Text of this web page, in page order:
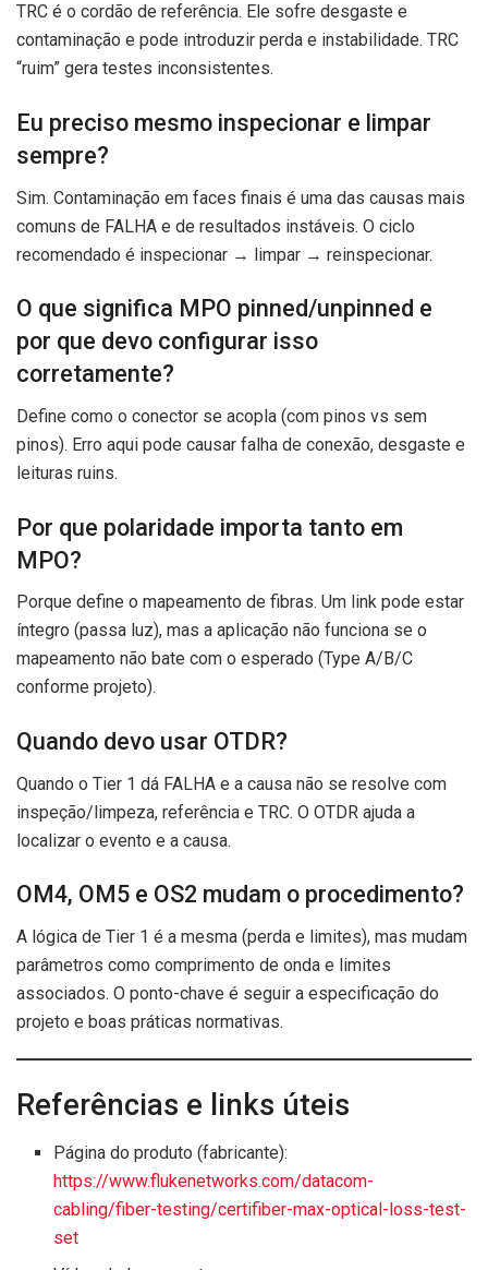
TRC é o cordão de referência. Ele sofre desgaste e
contaminação e pode introduzir perda e instabilidade. TRC
“ruim” gera testes inconsistentes.
Eu preciso mesmo inspecionar e limpar
sempre?
Sim. Contaminação em faces finais é uma das causas mais
comuns de FALHA e de resultados instáveis. O ciclo
recomendado é inspecionar → limpar → reinspecionar.
O que significa MPO pinned/unpinned e
por que devo configurar isso
corretamente?
Define como o conector se acopla (com pinos vs sem
pinos). Erro aqui pode causar falha de conexão, desgaste e
leituras ruins.
Por que polaridade importa tanto em
MPO?
Porque define o mapeamento de fibras. Um link pode estar
íntegro (passa luz), mas a aplicação não funciona se o
mapeamento não bate com o esperado (Type A/B/C
conforme projeto).
Quando devo usar OTDR?
Quando o Tier 1 dá FALHA e a causa não se resolve com
inspeção/limpeza, referência e TRC. O OTDR ajuda a
localizar o evento e a causa.
OM4, OM5 e OS2 mudam o procedimento?
A lógica de Tier 1 é a mesma (perda e limites), mas mudam
parâmetros como comprimento de onda e limites
associados. O ponto-chave é seguir a especificação do
projeto e boas práticas normativas.
Referências e links úteis
Página do produto (fabricante):
https://www.flukenetworks.com/datacom-
cabling/fiber-testing/certifiber-max-optical-loss-test-
set